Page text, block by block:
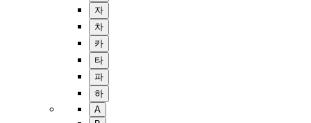
자
차
카
타
파
하
A